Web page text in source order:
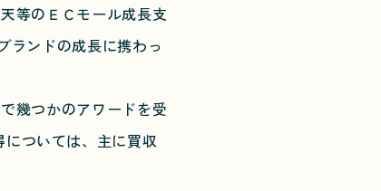
等のＥＣモール成長支
ランドの成長に携わっ
幾つかのアワードを受
ついては、主に買収